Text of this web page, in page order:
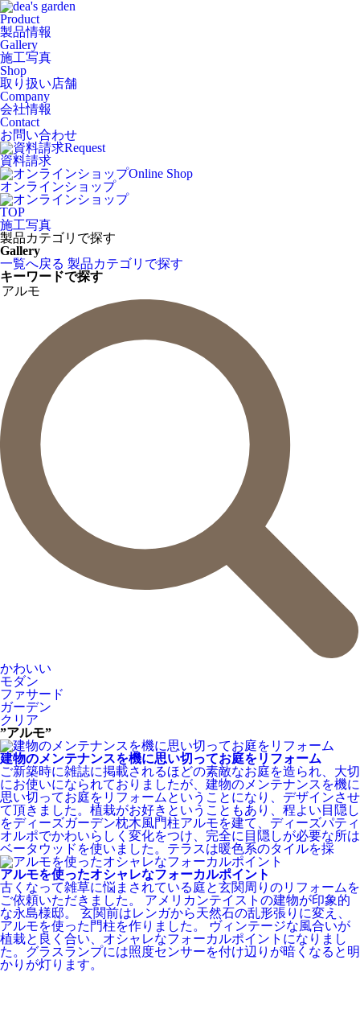
Product
製品情報
Gallery
施工写真
Shop
取り扱い店舗
Company
会社情報
Contact
お問い合わせ
Request
資料請求
Online Shop
オンラインショップ
TOP
施工写真
製品カテゴリで探す
Gallery
一覧へ戻る 製品カテゴリで探す
キーワードで探す
かわいい
モダン
ファサード
ガーデン
クリア
”アルモ”
建物のメンテナンスを機に思い切ってお庭をリフォーム
ご新築時に雑誌に掲載されるほどの素敵なお庭を造られ、大切
にお使いになられておりましたが、建物のメンテナンスを機に
思い切ってお庭をリフォームということになり、デザインさせ
て頂きました。植栽がお好きということもあり、程よい目隠し
をディーズガーデン枕木風門柱アルモを建て、ディーズパティ
オルポでかわいらしく変化をつけ、完全に目隠しが必要な所は
ベータウッドを使いました。テラスは暖色系のタイルを採
アルモを使ったオシャレなフォーカルポイント
古くなって雑草に悩まされている庭と玄関周りのリフォームを
ご依頼いただきました。 アメリカンテイストの建物が印象的
な永島様邸。 玄関前はレンガから天然石の乱形張りに変え、
アルモを使った門柱を作りました。 ヴィンテージな風合いが
植栽と良く合い、オシャレなフォーカルポイントになりまし
た。グラスランプには照度センサーを付け辺りが暗くなると明
かりが灯ります。